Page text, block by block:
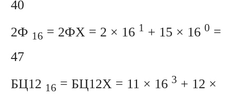
40
2Ф 16 = 2ФХ = 2 × 16 1 + 15 × 16 0 =
47
БЦ12 16 = БЦ12Х = 11 × 16 3 + 12 ×